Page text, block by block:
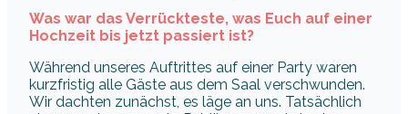
Was war das Verrückteste, was Euch auf einer
Hochzeit bis jetzt passiert ist?
Während unseres Auftrittes auf einer Party waren
kurzfristig alle Gäste aus dem Saal verschwunden.
Wir dachten zunächst, es läge an uns. Tatsächlich